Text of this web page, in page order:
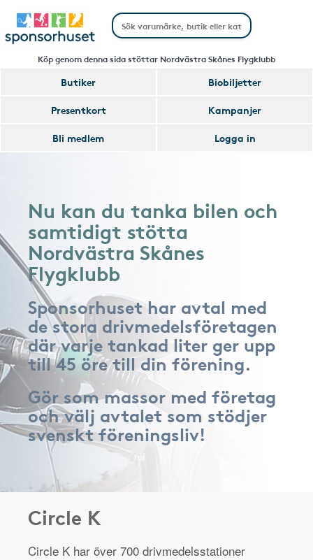
Köp genom denna sida stöttar Nordvästra Skånes Flygklubb
Butiker
Biobiljetter
Presentkort
Kampanjer
Bli medlem
Logga in
Nu kan du tanka bilen och
samtidigt stötta
Nordvästra Skånes
Flygklubb
Sponsorhuset har avtal med
de stora drivmedelsföretagen
där varje tankad liter ger upp
till 45 öre till din förening.
Gör som massor med företag
och välj avtalet som stödjer
svenskt föreningsliv!
Circle K
Circle K har över 700 drivmedelsstationer